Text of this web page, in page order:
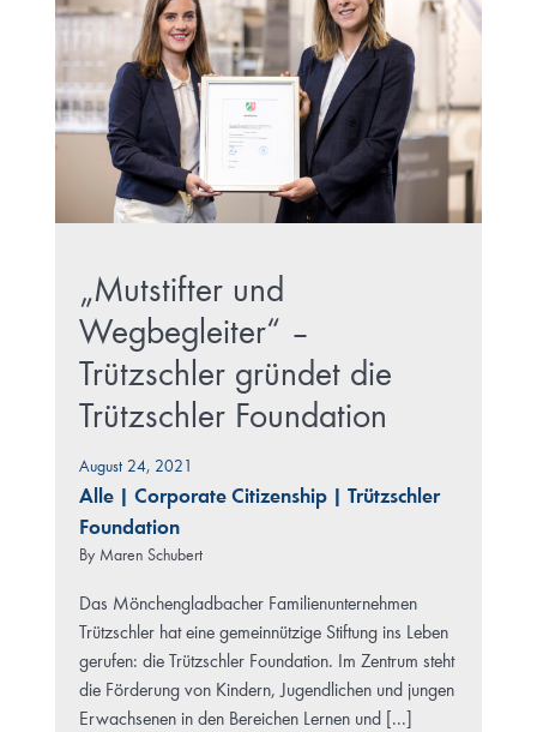
„Mutstifter und
Wegbegleiter“ –
Trützschler gründet die
Trützschler Foundation
August 24, 2021
Alle| Corporate Citizenship| Trützschler
Foundation
By Maren Schubert
Das Mönchengladbacher Familienunternehmen
Trützschler hat eine gemeinnützige Stiftung ins Leben
gerufen: die Trützschler Foundation. Im Zentrum steht
die Förderung von Kindern, Jugendlichen und jungen
Erwachsenen in den Bereichen Lernen und [...]